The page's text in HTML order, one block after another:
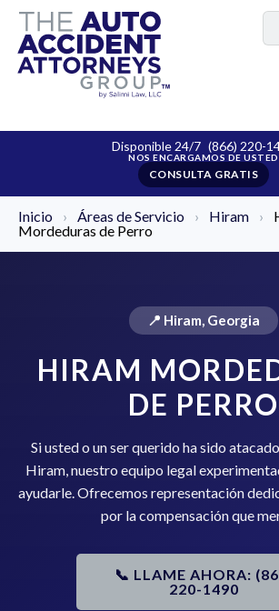
Disponible 24/7 (866) 220-
CONSULTA GRATIS
Inicio › Áreas de Servicio › Hiram ›
Mordeduras de Perro
📍 Hiram, Georgia
HIRAM
DE PERRO
Si usted o un ser querido ha sido
Hiram, nuestro equipo legal
ayudarle. Ofrecemos representación
por la compensación que
📞 LLAME AHORA:
220-1490